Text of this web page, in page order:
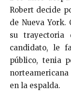
Robert decide
de Nueva York.
su
candidato, le
público, tenia
en la espalda.